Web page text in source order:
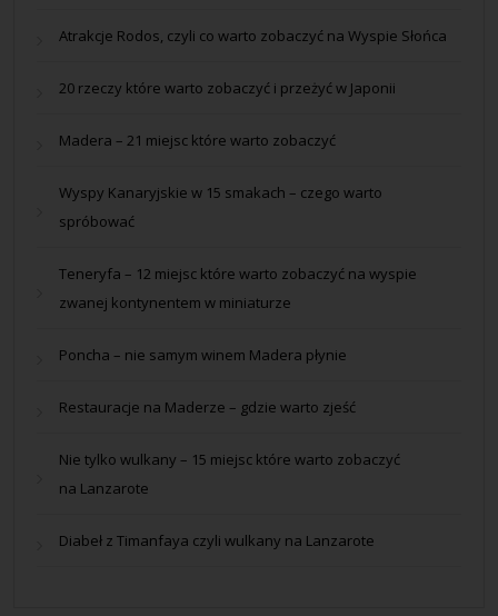
Atrakcje Rodos, czyli co warto zobaczyć na Wyspie Słońca
20 rzeczy które warto zobaczyć i przeżyć w Japonii
Madera – 21 miejsc które warto zobaczyć
Wyspy Kanaryjskie w 15 smakach – czego warto
spróbować
Teneryfa – 12 miejsc które warto zobaczyć na wyspie
zwanej kontynentem w miniaturze
Poncha – nie samym winem Madera płynie
Restauracje na Maderze – gdzie warto zjeść
Nie tylko wulkany – 15 miejsc które warto zobaczyć
na Lanzarote
Diabeł z Timanfaya czyli wulkany na Lanzarote